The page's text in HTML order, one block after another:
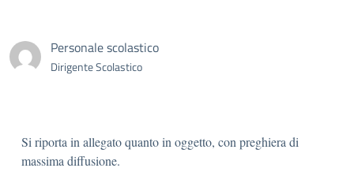
Personale scolastico
Dirigente Scolastico
Si riporta in allegato quanto in oggetto, con preghiera di
massima diffusione.